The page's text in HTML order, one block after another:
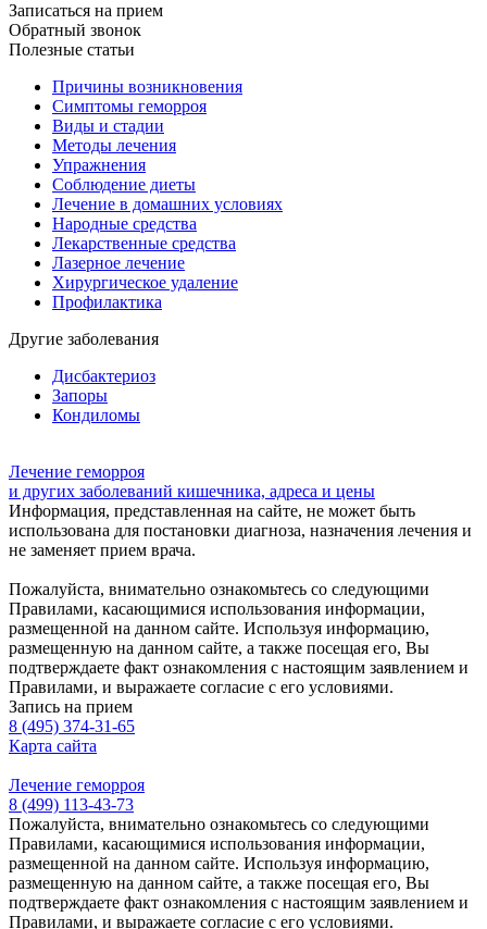
Записаться на прием
Обратный звонок
Полезные статьи
Причины возникновения
Симптомы геморроя
Виды и стадии
Методы лечения
Упражнения
Соблюдение диеты
Лечение в домашних условиях
Народные средства
Лекарственные средства
Лазерное лечение
Хирургическое удаление
Профилактика
Другие заболевания
Дисбактериоз
Запоры
Кондиломы
Лечение геморроя
и других заболеваний кишечника, адреса и цены
Информация, представленная на сайте, не может быть
использована для постановки диагноза, назначения лечения и
не заменяет прием врача.
Пожалуйста, внимательно ознакомьтесь со следующими
Правилами, касающимися использования информации,
размещенной на данном сайте. Используя информацию,
размещенную на данном сайте, а также посещая его, Вы
подтверждаете факт ознакомления с настоящим заявлением и
Правилами, и выражаете согласие с его условиями.
Запись на прием
8 (495) 374-31-65
Карта сайта
Лечение геморроя
8 (499) 113-43-73
Пожалуйста, внимательно ознакомьтесь со следующими
Правилами, касающимися использования информации,
размещенной на данном сайте. Используя информацию,
размещенную на данном сайте, а также посещая его, Вы
подтверждаете факт ознакомления с настоящим заявлением и
Правилами, и выражаете согласие с его условиями.